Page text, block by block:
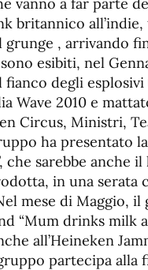
britannico
, arrivando
esibiti, nel
degli esplosivi
Wave 2010 e
Circus, Ministri,
ha presentato
che sarebbe anche
in una serata
mese di Maggio,
“Mum drinks milk
all’Heineken
partecipa alla